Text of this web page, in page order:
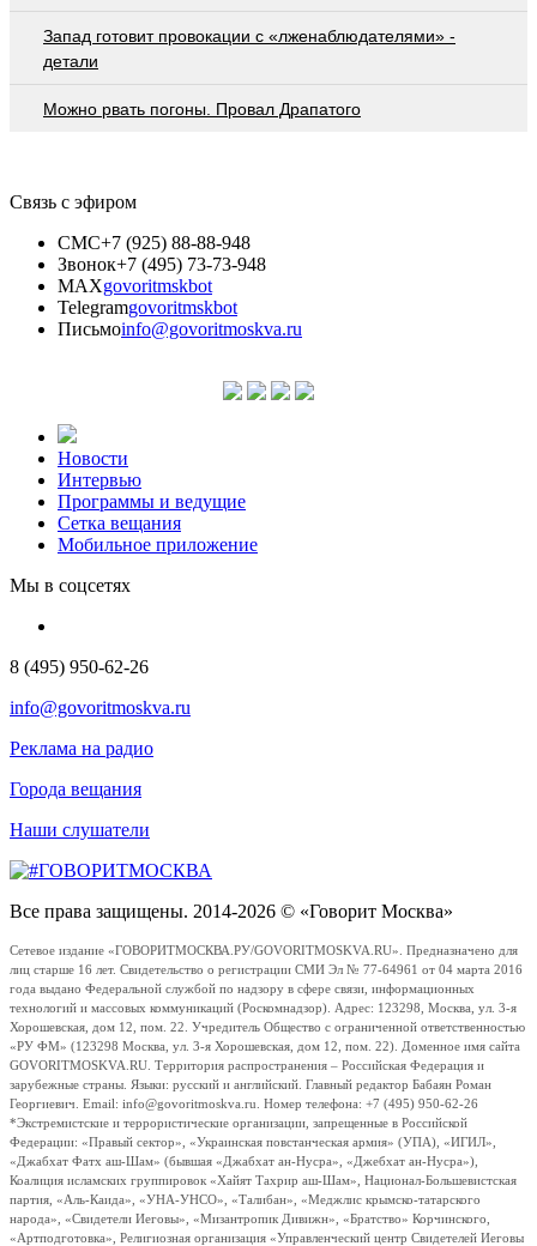
Запад готовит провокации с «лженаблюдателями» -
детали
Можно рвать погоны. Провал Драпатого
Связь с эфиром
СМС+7 (925) 88-88-948
Звонок+7 (495) 73-73-948
MAXgovoritmskbot
Telegramgovoritmskbot
Письмоinfo@govoritmoskva.ru
Новости
Интервью
Программы и ведущие
Сетка вещания
Мобильное приложение
Мы в соцсетях
8 (495) 950-62-26
info@govoritmoskva.ru
Реклама на радио
Города вещания
Наши слушатели
Все права защищены. 2014-2026 © «Говорит Москва»
Сетевое издание «ГОВОРИТМОСКВА.РУ/GOVORITMOSKVA.RU». Предназначено для
лиц старше 16 лет. Свидетельство о регистрации СМИ Эл № 77-64961 от 04 марта 2016
года выдано Федеральной службой по надзору в сфере связи, информационных
технологий и массовых коммуникаций (Роскомнадзор). Адрес: 123298, Москва, ул. 3-я
Хорошевская, дом 12, пом. 22. Учредитель Общество с ограниченной ответственностью
«РУ ФМ» (123298 Москва, ул. 3-я Хорошевская, дом 12, пом. 22). Доменное имя сайта
GOVORITMOSKVA.RU. Территория распространения – Российская Федерация и
зарубежные страны. Языки: русский и английский. Главный редактор Бабаян Роман
Георгиевич. Email: info@govoritmoskva.ru. Номер телефона: +7 (495) 950-62-26
*Экстремистские и террористические организации, запрещенные в Российской
Федерации: «Правый сектор», «Украинская повстанческая армия» (УПА), «ИГИЛ»,
«Джабхат Фатх аш-Шам» (бывшая «Джабхат ан-Нусра», «Джебхат ан-Нусра»),
Коалиция исламских группировок «Хайят Тахрир аш-Шам», Национал-Большевистская
партия, «Аль-Каида», «УНА-УНСО», «Талибан», «Меджлис крымско-татарского
народа», «Свидетели Иеговы», «Мизантропик Дивижн», «Братство» Корчинского,
«Артподготовка», Религиозная организация «Управленческий центр Свидетелей Иеговы